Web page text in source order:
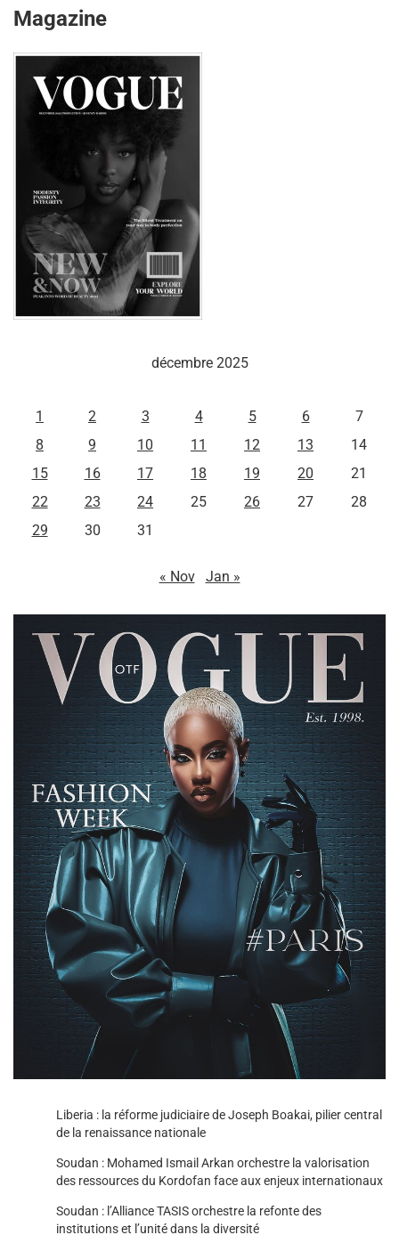
Magazine
décembre 2025
1
2 3 4 5 6
7
8
9 10 11 12 13
14
15
16 17 18 19 20
21
22
23 24 25 26 27
28
29
30 31
« Nov Jan »
Liberia : la réforme judiciaire de Joseph Boakai, pilier central
de la renaissance nationale
Soudan : Mohamed Ismail Arkan orchestre la valorisation
des ressources du Kordofan face aux enjeux internationaux
Soudan : l’Alliance TASIS orchestre la refonte des
institutions et l’unité dans la diversité